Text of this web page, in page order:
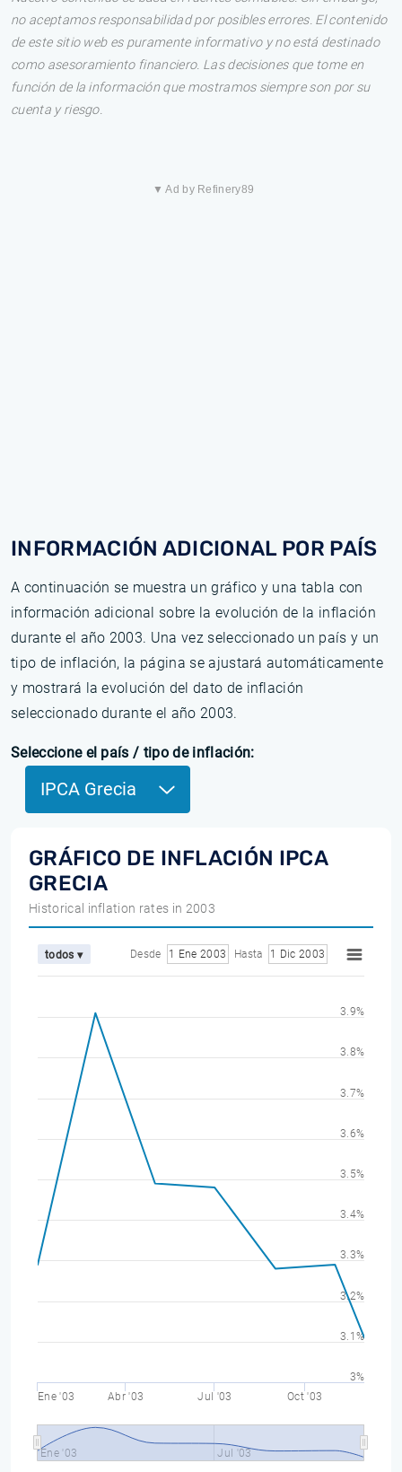
no aceptamos responsabilidad por posibles errores. El contenido
de este sitio web es puramente informativo y no está destinado
como asesoramiento financiero. Las decisiones que tome en
función de la información que mostramos siempre son por su
cuenta y riesgo.
▼ Ad by Refinery89
INFORMACIÓN ADICIONAL POR PAÍS
A continuación se muestra un gráfico y una tabla con
información adicional sobre la evolución de la inflación
durante el año 2003. Una vez seleccionado un país y un
tipo de inflación, la página se ajustará automáticamente
y mostrará la evolución del dato de inflación
seleccionado durante el año 2003.
Seleccione el país / tipo de inflación:
IPCA Grecia
GRÁFICO DE INFLACIÓN IPCA
GRECIA
Historical inflation rates in 2003
todos ▾ Desde 1 Ene 2003 Hasta 1 Dic 2003
Ene '03 Abr '03 Jul '03 Oct '03
Ene '03 Jul '03
3%
3.1%
3.2%
3.3%
3.4%
3.5%
3.6%
3.7%
3.8%
3.9%